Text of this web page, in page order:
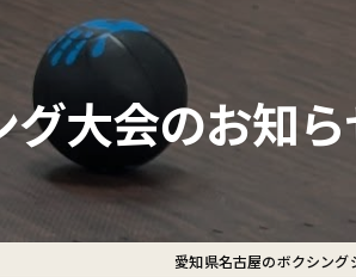
大会のお知ら
愛知県名古屋のボクシン